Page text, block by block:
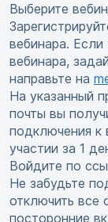
Выберите
вебинара.
вебинара,
направьте на
На указанный
почты вы
подключения к
участии за 1
Войдите по
Не забудьте
отключить все
посторонние